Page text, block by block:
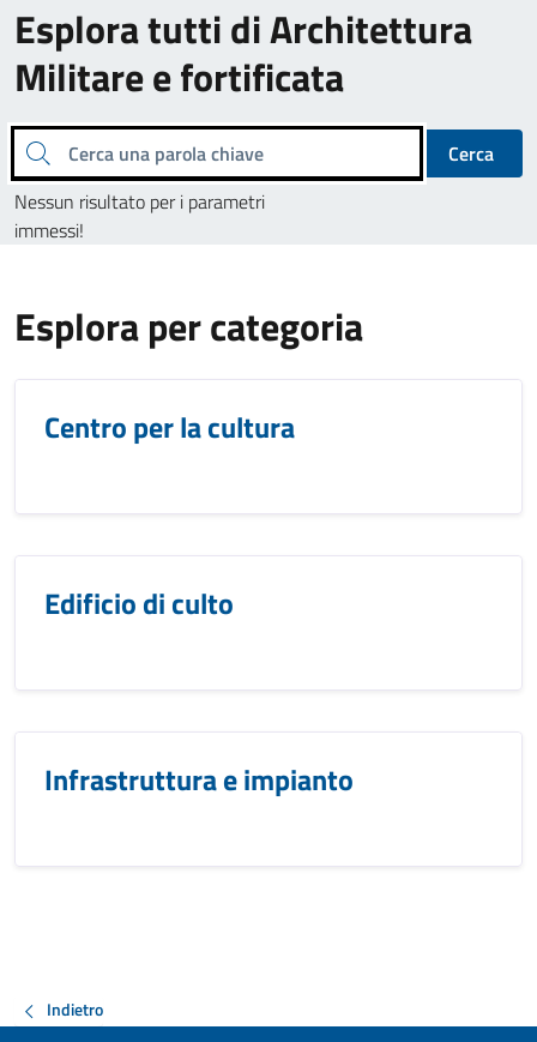
Esplora tutti di Architettura
Militare e fortificata
Cerca una parola chiave
Cerca
Nessun risultato per i parametri
immessi!
Esplora per categoria
Centro per la cultura
Edificio di culto
Infrastruttura e impianto
Indietro